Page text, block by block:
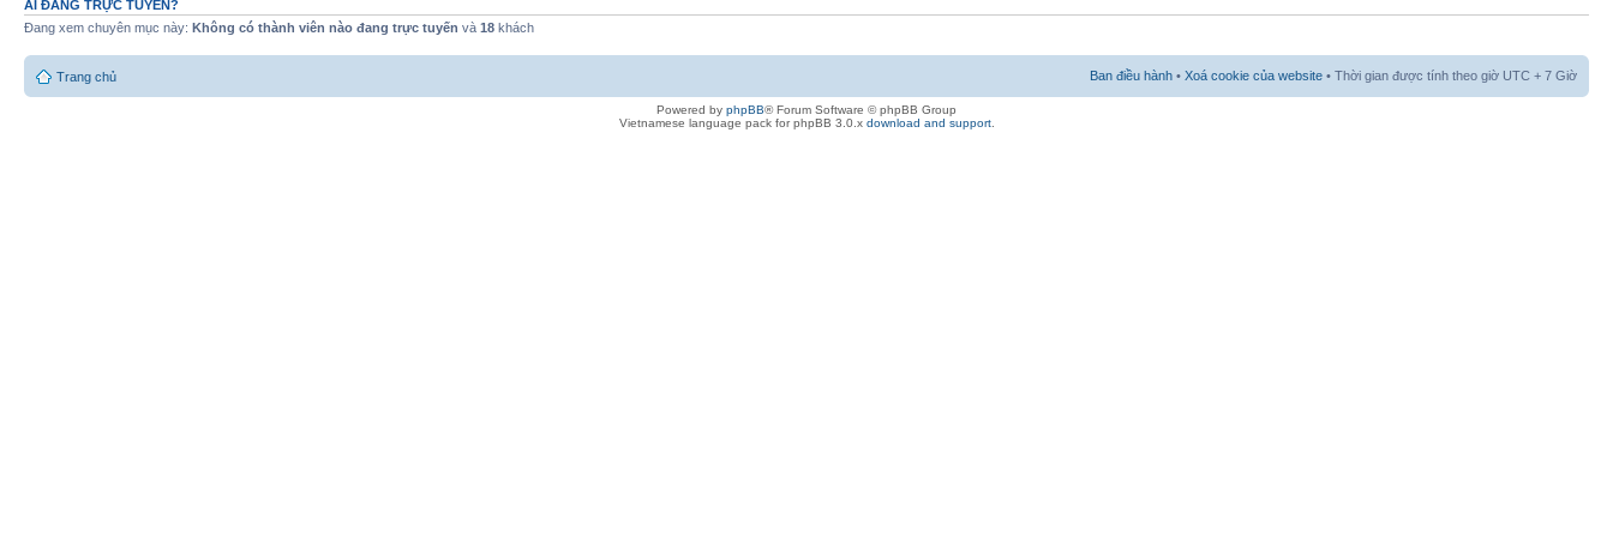
AI ĐANG TRỰC TUYẾN?
Đang xem chuyên mục này: Không có thành viên nào đang trực tuyến và 18 khách
Trang chủ Ban điều hành • Xoá cookie của website • Thời gian được tính theo giờ UTC + 7 Giờ
Powered by phpBB® Forum Software © phpBB Group
Vietnamese language pack for phpBB 3.0.x download and support.